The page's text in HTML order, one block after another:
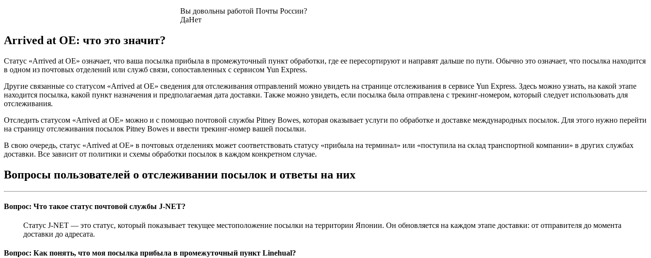
Вы довольны работой Почты России?
ДаНет
Arrived at OE: что это значит?
Статус «Arrived at OE» означает, что ваша посылка прибыла в промежуточный пункт обработки, где ее пересортируют и направят дальше по пути. Обычно это означает, что посылка находится
в одном из почтовых отделений или служб связи, сопоставленных с сервисом Yun Express.
Другие связанные со статусом «Arrived at OE» сведения для отслеживания отправлений можно увидеть на странице отслеживания в сервисе Yun Express. Здесь можно узнать, на какой этапе
находится посылка, какой пункт назначения и предполагаемая дата доставки. Также можно увидеть, если посылка была отправлена с трекинг-номером, который следует использовать для
отслеживания.
Отследить статусом «Arrived at OE» можно и с помощью почтовой службы Pitney Bowes, которая оказывает услуги по обработке и доставке международных посылок. Для этого нужно перейти
на страницу отслеживания посылок Pitney Bowes и ввести трекинг-номер вашей посылки.
В свою очередь, статус «Arrived at OE» в почтовых отделениях может соответствовать статусу «прибыла на терминал» или «поступила на склад транспортной компании» в других службах
доставки. Все зависит от политики и схемы обработки посылок в каждом конкретном случае.
Вопросы пользователей о отслеживании посылок и ответы на них
Вопрос: Что такое статус почтовой службы J-NET?
Статус J-NET — это статус, который показывает текущее местоположение посылки на территории Японии. Он обновляется на каждом этапе доставки: от отправителя до момента
доставки до адресата.
Вопрос: Как понять, что моя посылка прибыла в промежуточный пункт Linehual?